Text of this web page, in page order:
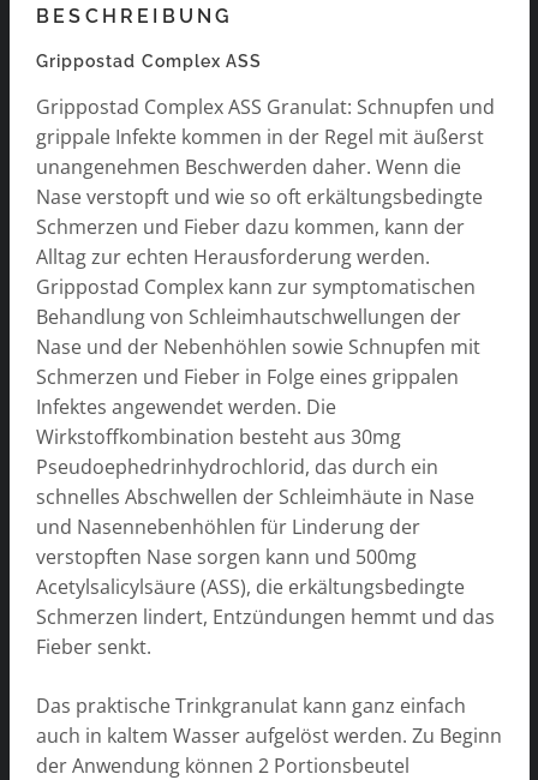
BESCHREIBUNG
Grippostad Complex ASS
Grippostad Complex ASS Granulat: Schnupfen und
grippale Infekte kommen in der Regel mit äußerst
unangenehmen Beschwerden daher. Wenn die
Nase verstopft und wie so oft erkältungsbedingte
Schmerzen und Fieber dazu kommen, kann der
Alltag zur echten Herausforderung werden.
Grippostad Complex kann zur symptomatischen
Behandlung von Schleimhautschwellungen der
Nase und der Nebenhöhlen sowie Schnupfen mit
Schmerzen und Fieber in Folge eines grippalen
Infektes angewendet werden. Die
Wirkstoffkombination besteht aus 30mg
Pseudoephedrinhydrochlorid, das durch ein
schnelles Abschwellen der Schleimhäute in Nase
und Nasennebenhöhlen für Linderung der
verstopften Nase sorgen kann und 500mg
Acetylsalicylsäure (ASS), die erkältungsbedingte
Schmerzen lindert, Entzündungen hemmt und das
Fieber senkt.
Das praktische Trinkgranulat kann ganz einfach
auch in kaltem Wasser aufgelöst werden. Zu Beginn
der Anwendung können 2 Portionsbeutel